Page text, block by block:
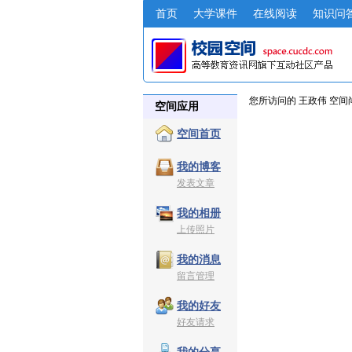
首页 大学课件 在线阅读 知识问
空间应用
空间首页
我的博客
发表文章
我的相册
上传照片
我的消息
留言管理
我的好友
好友请求
您所访问的 王政伟 空间